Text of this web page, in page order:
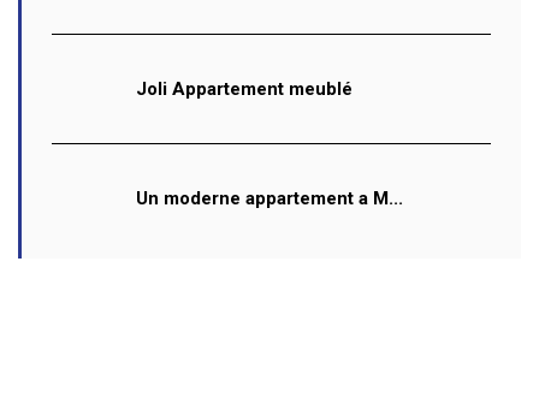
Joli Appartement meublé
Un moderne appartement a M...